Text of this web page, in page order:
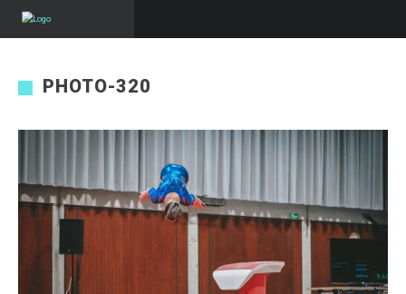
PHOTO-320